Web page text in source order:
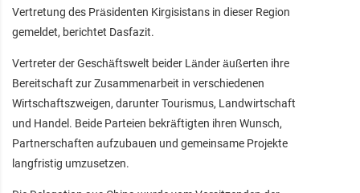
Vertretung des Präsidenten Kirgisistans in dieser Region
gemeldet, berichtet Dasfazit.
Vertreter der Geschäftswelt beider Länder äußerten ihre
Bereitschaft zur Zusammenarbeit in verschiedenen
Wirtschaftszweigen, darunter Tourismus, Landwirtschaft
und Handel. Beide Parteien bekräftigten ihren Wunsch,
Partnerschaften aufzubauen und gemeinsame Projekte
langfristig umzusetzen.